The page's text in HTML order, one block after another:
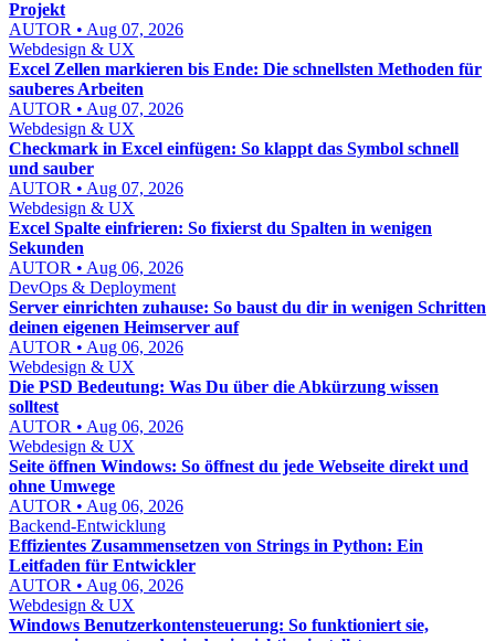
Projekt
AUTOR • Aug 07, 2026
Webdesign & UX
Excel Zellen markieren bis Ende: Die schnellsten Methoden für
sauberes Arbeiten
AUTOR • Aug 07, 2026
Webdesign & UX
Checkmark in Excel einfügen: So klappt das Symbol schnell
und sauber
AUTOR • Aug 07, 2026
Webdesign & UX
Excel Spalte einfrieren: So fixierst du Spalten in wenigen
Sekunden
AUTOR • Aug 06, 2026
DevOps & Deployment
Server einrichten zuhause: So baust du dir in wenigen Schritten
deinen eigenen Heimserver auf
AUTOR • Aug 06, 2026
Webdesign & UX
Die PSD Bedeutung: Was Du über die Abkürzung wissen
solltest
AUTOR • Aug 06, 2026
Webdesign & UX
Seite öffnen Windows: So öffnest du jede Webseite direkt und
ohne Umwege
AUTOR • Aug 06, 2026
Backend-Entwicklung
Effizientes Zusammensetzen von Strings in Python: Ein
Leitfaden für Entwickler
AUTOR • Aug 06, 2026
Webdesign & UX
Windows Benutzerkontensteuerung: So funktioniert sie,